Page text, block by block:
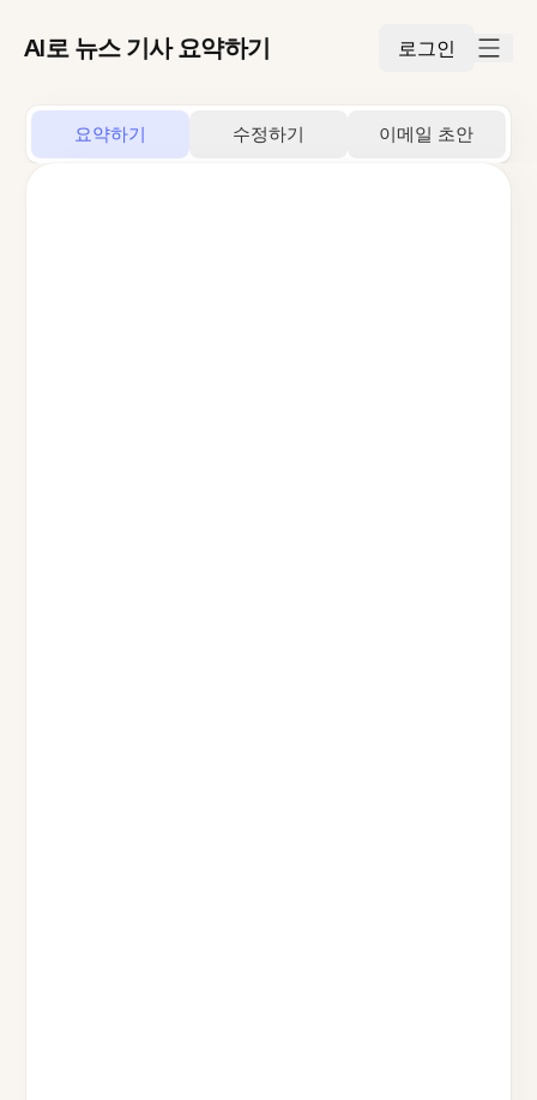
AI로 뉴스 기사 요약하기 로그인
요약하기 수정하기 이메일 초안